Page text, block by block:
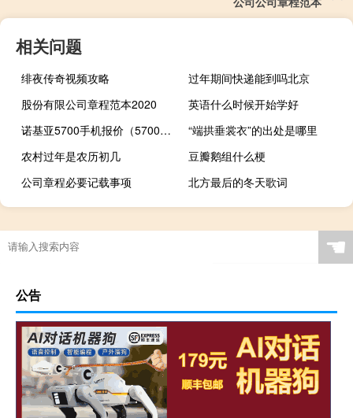
相关问题
绯夜传奇视频攻略
过年期间快递能到吗北京
股份有限公司章程范本2020
英语什么时候开始学好
诺基亚5700手机报价（5700诺基亚(5700诺基亚手机)）
“端拱垂裳衣”的出处是哪里
农村过年是农历初几
豆瓣鹅组什么梗
公司章程必要记载事项
北方最后的冬天歌词
☚
公告